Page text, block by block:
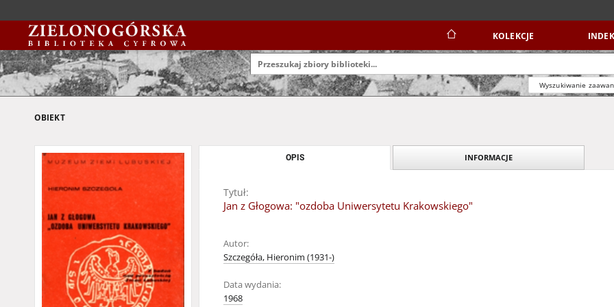
KOLEKCJE
Wyszukiwanie
OBIEKT
OPIS INFORMACJE
Tytuł:
Jan z Głogowa: "ozdoba Uniwersytetu Krakowskiego"
Autor:
Szczegóła, Hieronim (1931-)
Data wydania:
1968